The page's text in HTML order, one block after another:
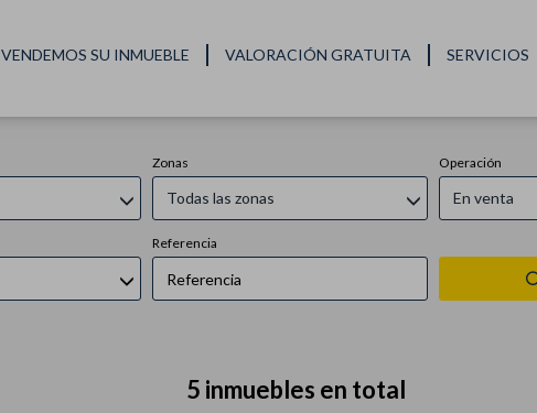
VENDEMOS SU INMUEBLE VALORACIÓN GRATUITA SERVICIOS
Inmuebles en venta en Calella
Zonas
Todas las zonas
Operación
En venta
Referencia
5 inmuebles en total